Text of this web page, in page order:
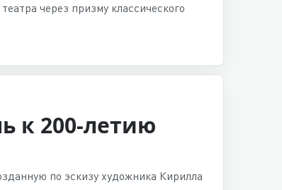
через призму классического
к 200-летию
по эскизу художника Кирилла